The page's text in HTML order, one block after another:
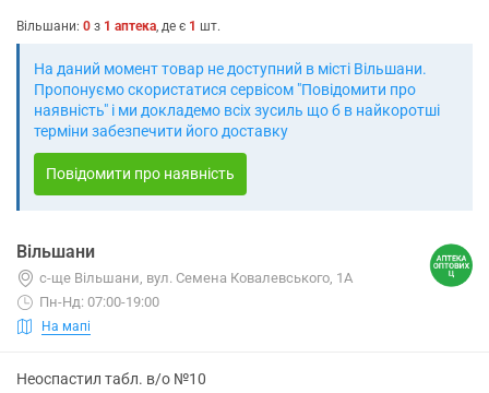
Вільшани: 0 з 1 аптека, де є 1 шт.
На даний момент товар не доступний в місті Вільшани.
Пропонуємо скористатися сервісом "Повідомити про
наявність" і ми докладемо всіх зусиль що б в найкоротші
терміни забезпечити його доставку
Повідомити про наявність
Вільшани
с-ще Вільшани, вул. Семена Ковалевського, 1А
Пн-Нд: 07:00-19:00
На мапі
Неоспастил табл. в/о №10